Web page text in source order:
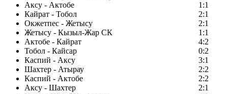
Аксу - Актобе
1:1
Кайрат - Тобол
2:1
Окжетпес - Жетысу
2:1
Жетысу - Кызыл-Жар СК
1:1
Актобе - Кайрат
4:2
Тобол - Кайсар
0:2
Каспий - Аксу
3:1
Шахтер - Атырау
2:2
Каспий - Актобе
2:2
Аксу - Шахтер
2:1